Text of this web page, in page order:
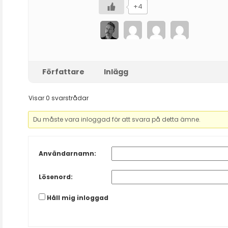
+4
Författare Inlägg
Visar 0 svarstrådar
Du måste vara inloggad för att svara på detta ämne.
Användarnamn:
Lösenord:
Håll mig inloggad